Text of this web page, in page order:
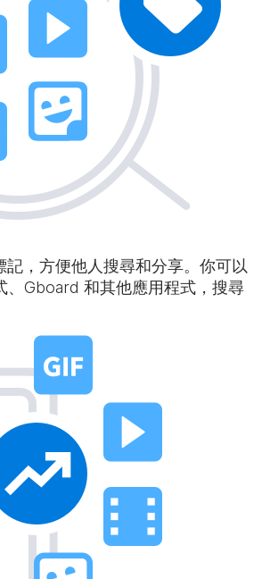
記，方便他人搜尋和分享。你可以
、Gboard 和其他應用程式，搜尋